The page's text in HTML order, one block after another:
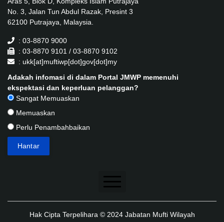
No. 3, Jalan Tun Abdul Razak, Presint 3
62100 Putrajaya, Malaysia.
: 03-8870 9000
: 03-8870 9101 / 03-8870 9102
: ukk[at]muftiwp[dot]gov[dot]my
Adakah infomasi di dalam Portal JMWP memenuhi
ekspektasi dan keperluan pelanggan?
Sangat Memuaskan
Memuaskan
Perlu Penambahbaikan
Penafian
Hak Cipta Terpelihara © 2024 Jabatan Mufti Wilayah